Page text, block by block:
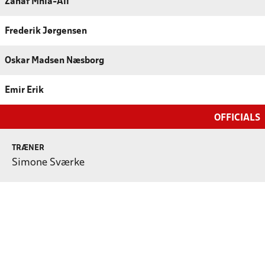
Zanaf Mnla-Ali
Frederik Jørgensen
Oskar Madsen Næsborg
Emir Erik
OFFICIALS
TRÆNER
Simone Sværke